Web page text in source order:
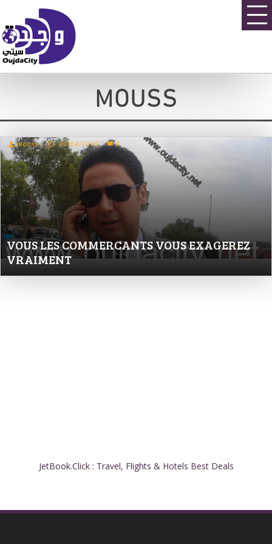
MOUSS
VOUS LES COMMERCANTS VOUS EXAGEREZ
VRAIMENT
mouss / 07/04/2010 / 0
JetBook.Click : Travel, Flights & Hotels Best Deals